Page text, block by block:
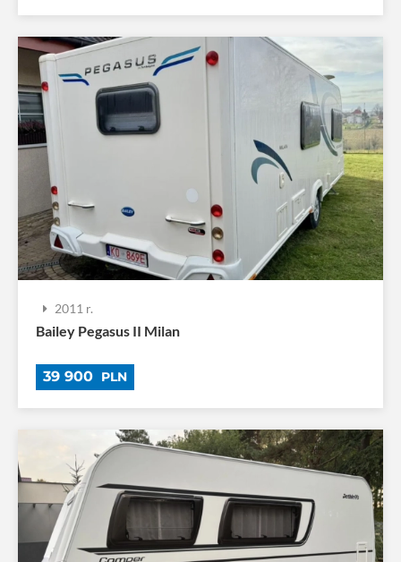
2011 r.
Bailey Pegasus II Milan
39 900 PLN